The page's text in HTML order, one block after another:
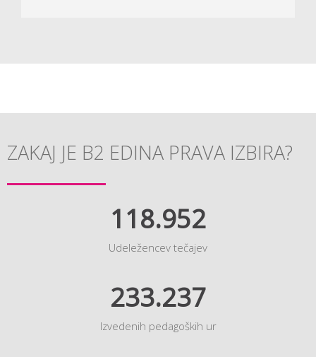
ZAKAJ JE B2 EDINA PRAVA IZBIRA?
118.952
Udeležencev tečajev
233.237
Izvedenih pedagoških ur